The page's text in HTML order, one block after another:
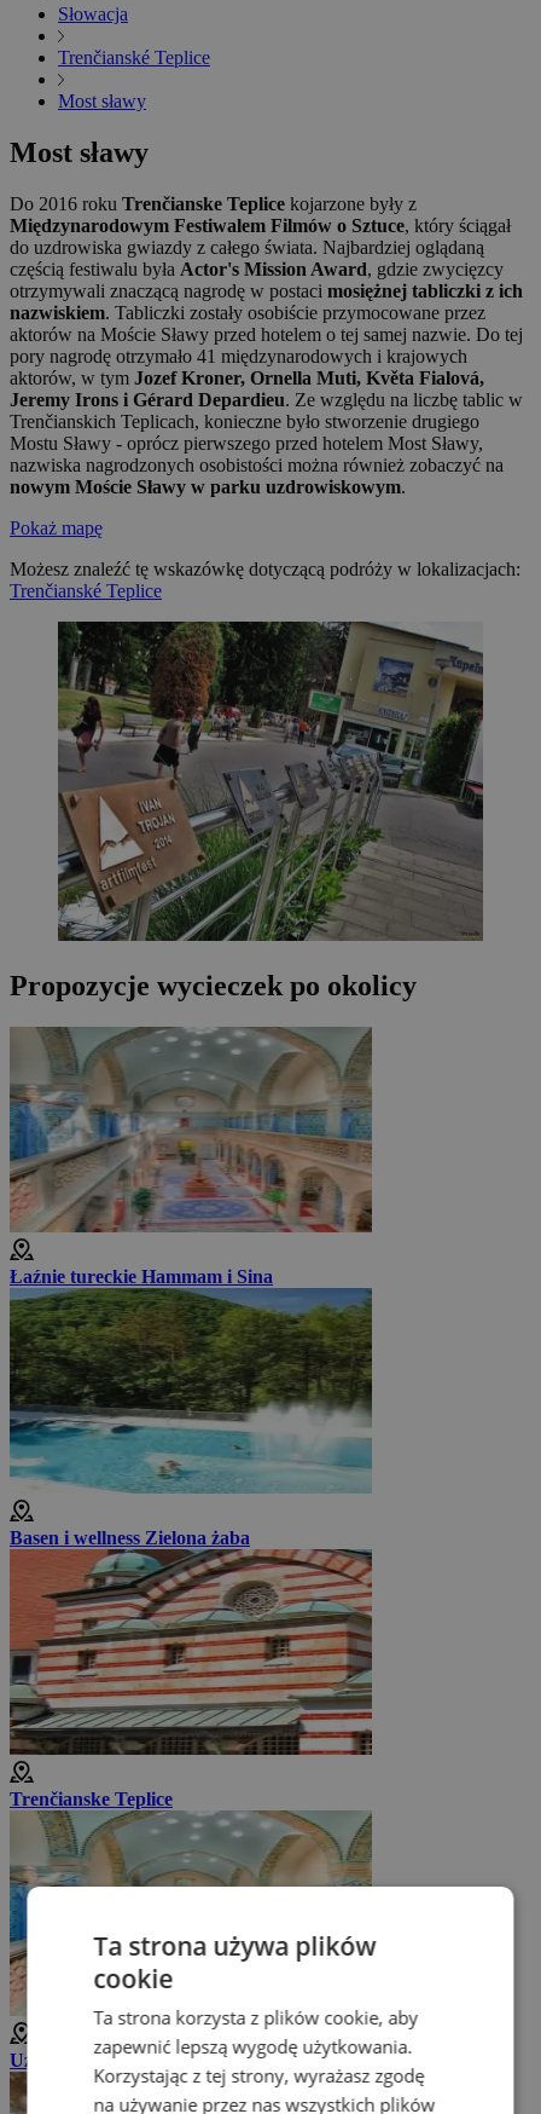
Słowacja
Trenčianské Teplice
Most sławy
Most sławy
Do 2016 roku Trenčianske Teplice kojarzone były z
Międzynarodowym Festiwalem Filmów o Sztuce, który ściągał
do uzdrowiska gwiazdy z całego świata. Najbardziej oglądaną
częścią festiwalu była Actor's Mission Award, gdzie zwycięzcy
otrzymywali znaczącą nagrodę w postaci mosiężnej tabliczki z ich
nazwiskiem. Tabliczki zostały osobiście przymocowane przez
aktorów na Moście Sławy przed hotelem o tej samej nazwie. Do tej
pory nagrodę otrzymało 41 międzynarodowych i krajowych
aktorów, w tym Jozef Kroner, Ornella Muti, Květa Fialová,
Jeremy Irons i Gérard Depardieu. Ze względu na liczbę tablic w
Trenčianskich Teplicach, konieczne było stworzenie drugiego
Mostu Sławy - oprócz pierwszego przed hotelem Most Sławy,
nazwiska nagrodzonych osobistości można również zobaczyć na
nowym Moście Sławy w parku uzdrowiskowym.
Pokaż mapę
Możesz znaleźć tę wskazówkę dotyczącą podróży w lokalizacjach:
Trenčianské Teplice
Propozycje wycieczek po okolicy
Łaźnie tureckie Hammam i Sina
Basen i wellness Zielona żaba
Trenčianske Teplice
Uzdrowisko Trenčianske Teplice
Ta strona używa plików
cookie
Ta strona korzysta z plików cookie, aby
zapewnić lepszą wygodę użytkowania.
Korzystając z tej strony, wyrażasz zgodę
na używanie przez nas wszystkich plików